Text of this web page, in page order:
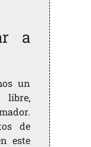
a
un
libre,
de
este